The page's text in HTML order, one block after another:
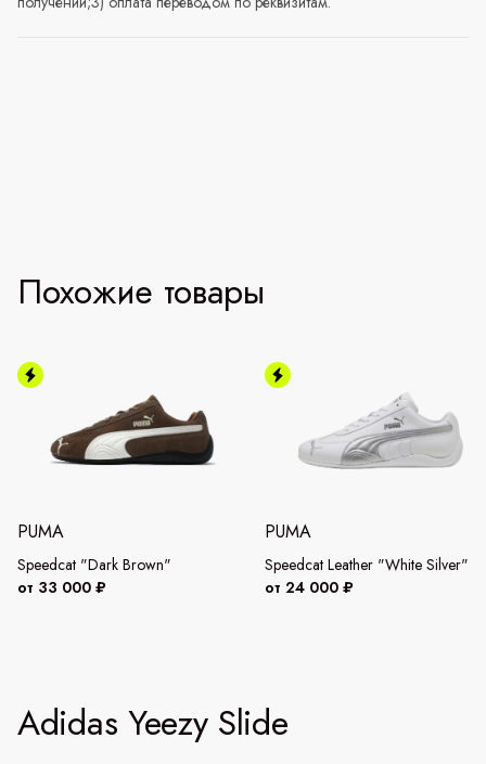
Похожие товары
PUMA
Speedcat "Dark Brown"
от 33 000 ₽
PUMA
Speedcat Leather "White Silver"
от 24 000 ₽
Adidas Yeezy Slide